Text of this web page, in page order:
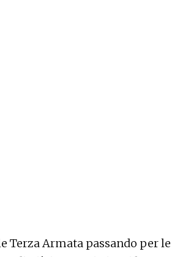
Terza Armata passando per le